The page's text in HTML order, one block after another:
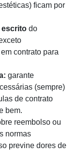
ficam por
escrito do
contrato para
garante
(sempre)
de contrato
bem.
reembolso ou
normas
previne dores de